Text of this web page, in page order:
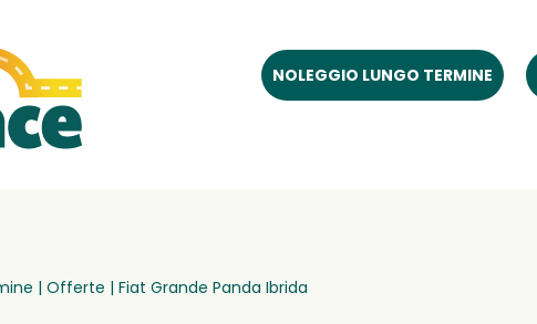
NOLEGGIO LUNGO TERMINE
| Offerte | Fiat Grande Panda Ibrida